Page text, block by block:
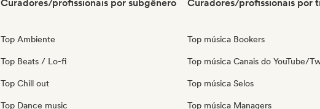
Curadores/profissionais por subgênero
Top Ambiente
Top Beats / Lo-fi
Top Chill out
Top Dance music
Curadores/profissionais por
Top música Bookers
Top música Canais do YouTube/
Top música Selos
Top música Managers